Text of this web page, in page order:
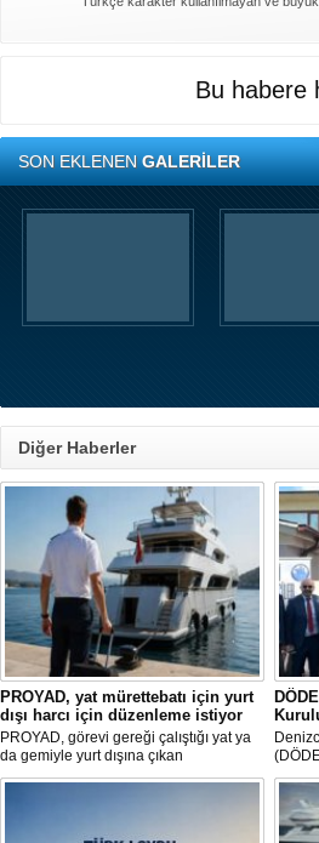
Bu habere
SON EKLENENGALERİLER
Diğer Haberler
PROYAD, yat mürettebatı için yurt
dışı harcı için düzenleme istiyor
PROYAD, görevi gereği çalıştığı yat ya
da gemiyle yurt dışına çıkan
gemiadamlarının yurt dışı çıkış